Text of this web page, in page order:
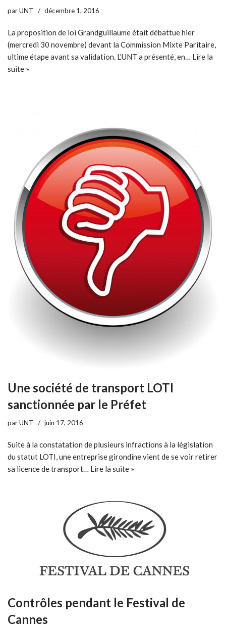
parUNT décembre 1, 2016
La proposition de loi Grandguillaume était débattue hier
(mercredi 30 novembre) devant la Commission Mixte Paritaire,
ultime étape avant sa validation. L’UNT a présenté, en… Lire la
suite »
Une société de transport LOTI
sanctionnée par le Préfet
parUNT juin 17, 2016
Suite à la constatation de plusieurs infractions à la législation
du statut LOTI, une entreprise girondine vient de se voir retirer
sa licence de transport… Lire la suite »
Contrôles pendant le Festival de
Cannes